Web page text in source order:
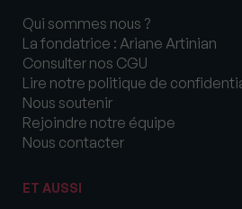
Qui sommes nous ?
La fondatrice : Ariane Artinian
Consulter nos CGU
Lire notre politique de
Nous soutenir
Rejoindre notre équipe
Nous contacter
ET AUSSI